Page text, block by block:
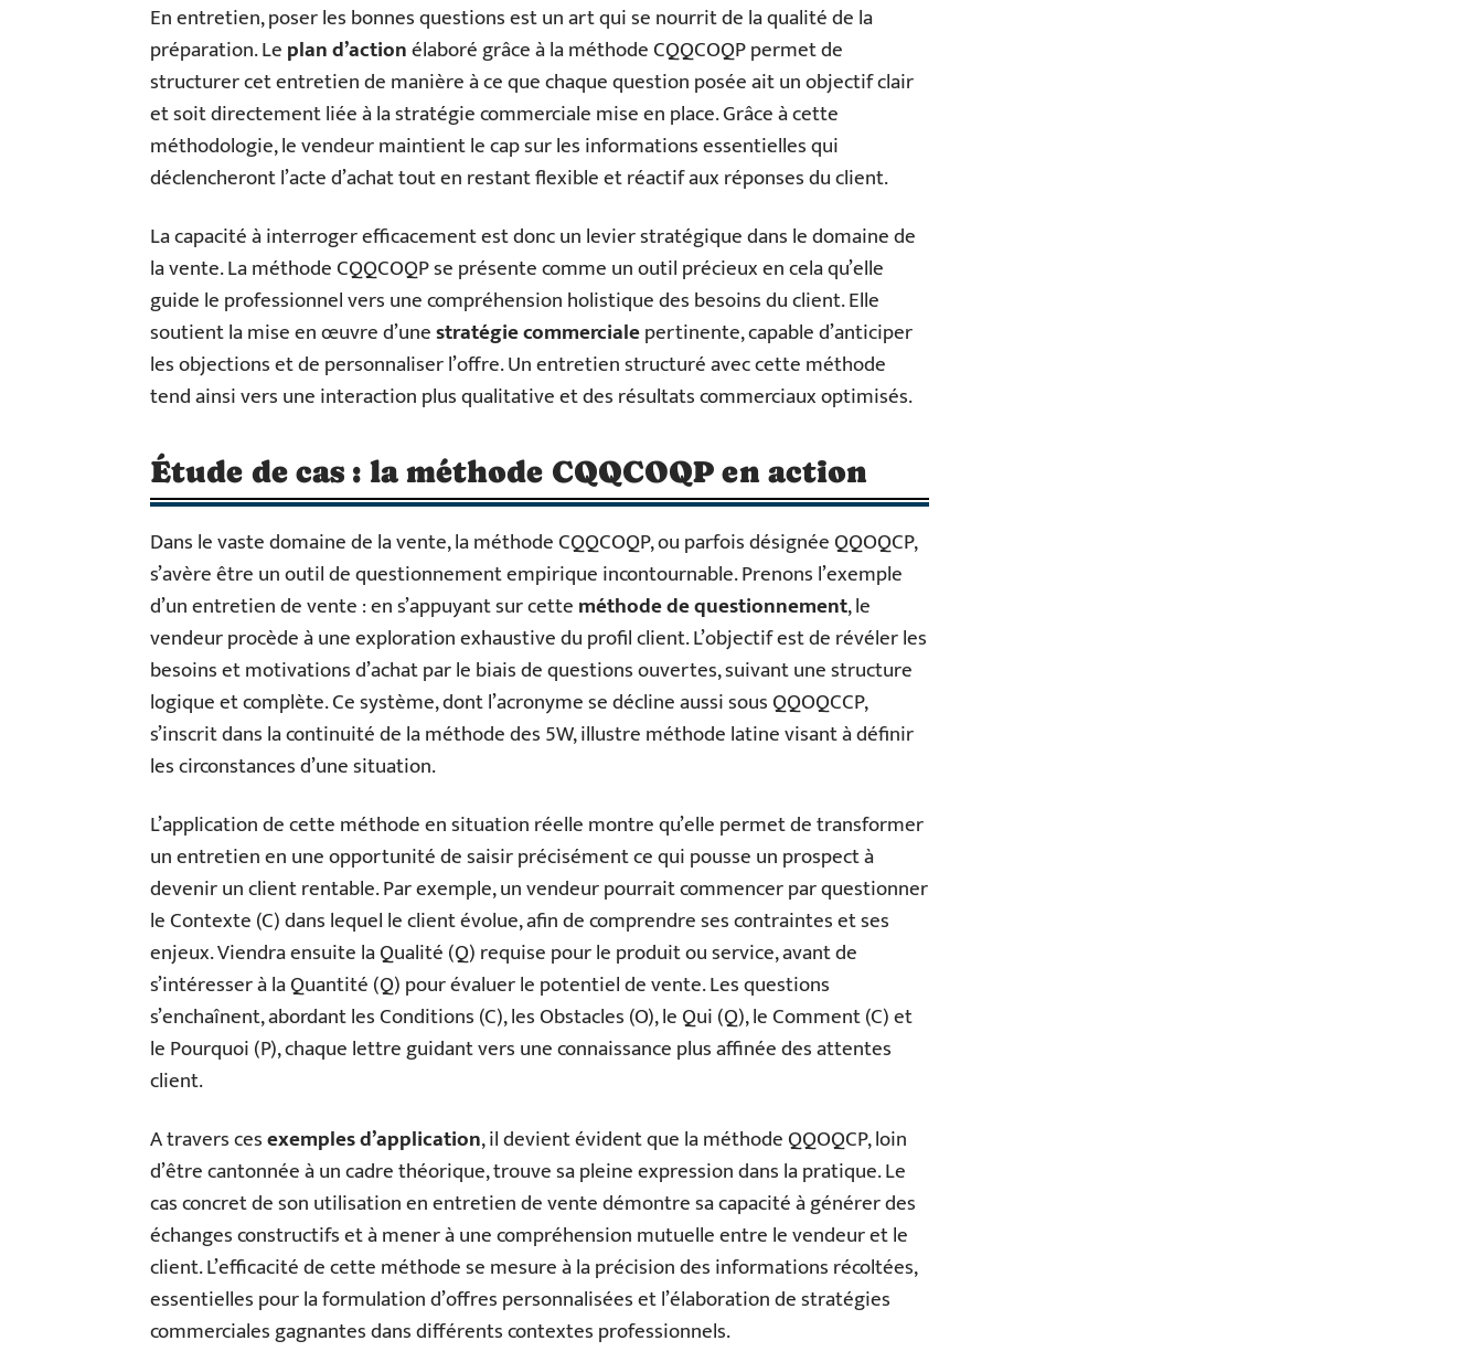
En entretien, poser les bonnes questions est un art qui se nourrit de la qualité de la
préparation. Leplan d’actionélaboré grâce à la méthode CQQCOQP permet de
structurer cet entretien de manière à ce que chaque question posée ait un objectif clair
et soit directement liée à la stratégie commerciale mise en place. Grâce à cette
méthodologie, le vendeur maintient le cap sur les informations essentielles qui
déclencheront l’acte d’achat tout en restant flexible et réactif aux réponses du client.
La capacité à interroger efficacement est donc un levier stratégique dans le domaine de
la vente. La méthode CQQCOQP se présente comme un outil précieux en cela qu’elle
guide le professionnel vers une compréhension holistique des besoins du client. Elle
soutient la mise en œuvre d’unestratégie commercialepertinente, capable d’anticiper
les objections et de personnaliser l’offre. Un entretien structuré avec cette méthode
tend ainsi vers une interaction plus qualitative et des résultats commerciaux optimisés.
Étude de cas : la méthode CQQCOQP en action
Dans le vaste domaine de la vente, la méthode CQQCOQP, ou parfois désignée QQOQCP,
s’avère être un outil de questionnement empirique incontournable. Prenons l’exemple
d’un entretien de vente : en s’appuyant sur cetteméthode de questionnement, le
vendeur procède à une exploration exhaustive du profil client. L’objectif est de révéler les
besoins et motivations d’achat par le biais de questions ouvertes, suivant une structure
logique et complète. Ce système, dont l’acronyme se décline aussi sous QQOQCCP,
s’inscrit dans la continuité de la méthode des 5W, illustre méthode latine visant à définir
les circonstances d’une situation.
L’application de cette méthode en situation réelle montre qu’elle permet de transformer
un entretien en une opportunité de saisir précisément ce qui pousse un prospect à
devenir un client rentable. Par exemple, un vendeur pourrait commencer par questionner
le Contexte (C) dans lequel le client évolue, afin de comprendre ses contraintes et ses
enjeux. Viendra ensuite la Qualité (Q) requise pour le produit ou service, avant de
s’intéresser à la Quantité (Q) pour évaluer le potentiel de vente. Les questions
s’enchaînent, abordant les Conditions (C), les Obstacles (O), le Qui (Q), le Comment (C) et
le Pourquoi (P), chaque lettre guidant vers une connaissance plus affinée des attentes
client.
A travers cesexemples d’application, il devient évident que la méthode QQOQCP, loin
d’être cantonnée à un cadre théorique, trouve sa pleine expression dans la pratique. Le
cas concret de son utilisation en entretien de vente démontre sa capacité à générer des
échanges constructifs et à mener à une compréhension mutuelle entre le vendeur et le
client. L’efficacité de cette méthode se mesure à la précision des informations récoltées,
essentielles pour la formulation d’offres personnalisées et l’élaboration de stratégies
commerciales gagnantes dans différents contextes professionnels.